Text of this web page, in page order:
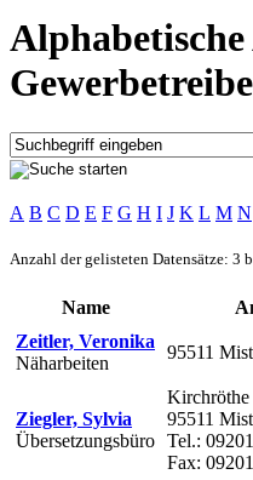
A B C D E F G H I J K L M N
Anzahl der gelisteten Datensätze: 3
Name
Zeitler, Veronika
Näharbeiten
95511
Ziegler, Sylvia
Übersetzungsbüro
Kirchröthe
95511
Tel.:
Fax: